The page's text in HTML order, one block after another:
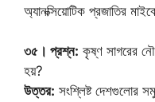
অ্যানক্সিয়োটিক প্রজাতির
৩৫। প্রশ্ন: কৃষ্ণ সাগরের
হয়?
উত্তর: সংশ্লিষ্ট দেশগুলোর